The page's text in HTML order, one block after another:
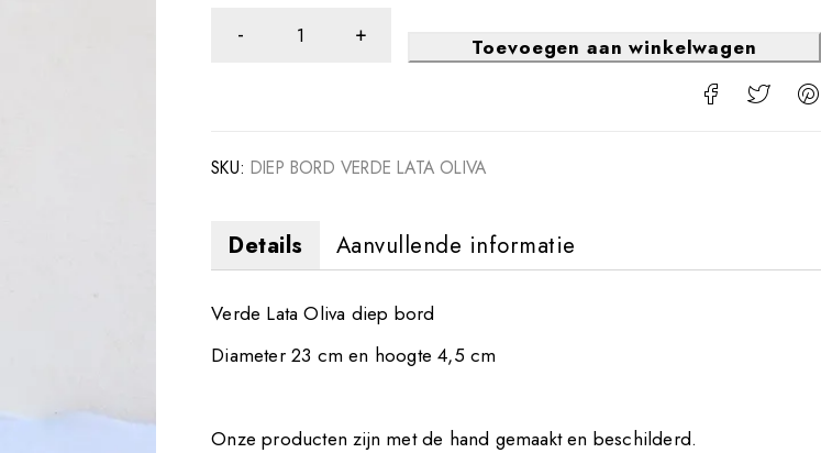
Toevoegen aan winkelwagen
SKU: DIEP BORD VERDE LATA OLIVA
Details Aanvullende informatie
Verde Lata Oliva diep bord
Diameter 23 cm en hoogte 4,5 cm
Onze producten zijn met de hand gemaakt en beschilderd.